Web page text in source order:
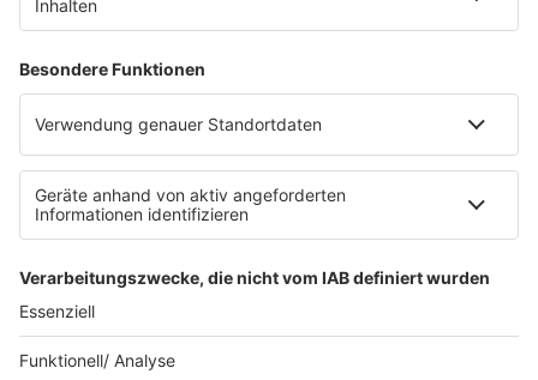
Sender
Empfang
Die 80s80s App